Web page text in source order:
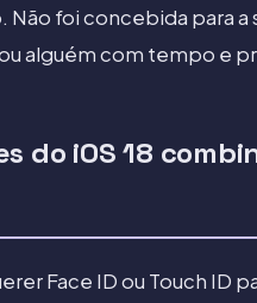
foi concebida para a
alguém com tempo e
do iOS 18
Face ID ou Touch ID